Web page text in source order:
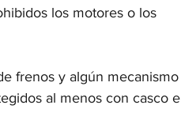
los motores o los
frenos y algún mecanismo
al menos con casco e